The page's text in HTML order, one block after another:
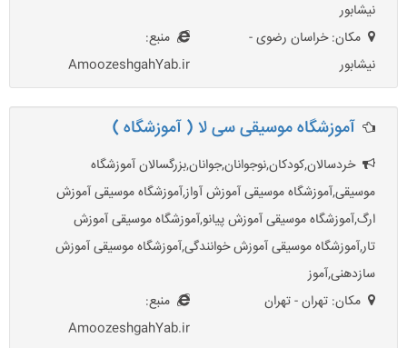
نیشابور
مکان: خراسان رضوی -
نیشابور
منبع:
AmoozeshgahYab.ir
آموزشگاه موسیقی سی لا ( آموزشگاه )
خردسالان,کودکان,نوجوانان,جوانان,بزرگسالان آموزشگاه
موسیقی,آموزشگاه موسیقی آموزش آواز,آموزشگاه موسیقی آموزش
ارگ,آموزشگاه موسیقی آموزش پیانو,آموزشگاه موسیقی آموزش
تار,آموزشگاه موسیقی آموزش خوانندگی,آموزشگاه موسیقی آموزش
سازدهنی,آموز
مکان: تهران - تهران
منبع:
AmoozeshgahYab.ir